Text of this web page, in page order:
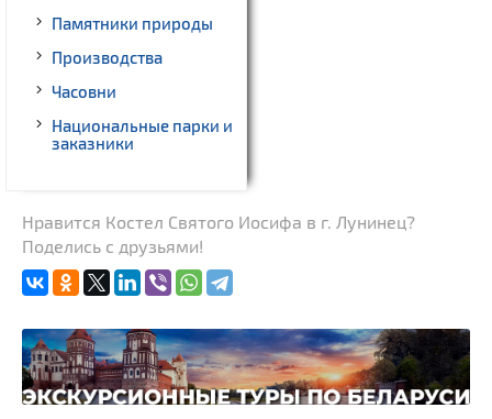
Памятники природы
Производства
Часовни
Национальные парки и
заказники
Нравится Костел Святого Иосифа в г. Лунинец?
Поделись с друзьями!